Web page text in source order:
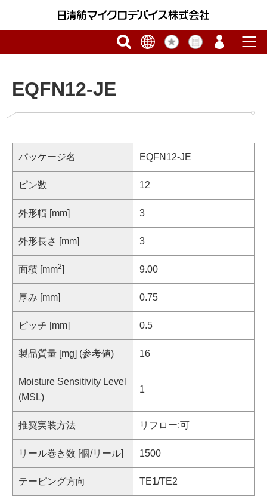
EQFN12-JE
パッケージ名 EQFN12-JE
ピン数 12
外形幅 [mm] 3
外形長さ [mm] 3
面積 [mm2] 9.00
厚み [mm] 0.75
ピッチ [mm] 0.5
製品質量 [mg] (参考値) 16
Moisture Sensitivity Level
(MSL)
1
推奨実装方法 リフロー:可
リール巻き数 [個/リール] 1500
テーピング方向 TE1/TE2